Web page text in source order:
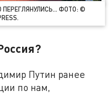
ФОТО: ©
Путин ранее
по нам,